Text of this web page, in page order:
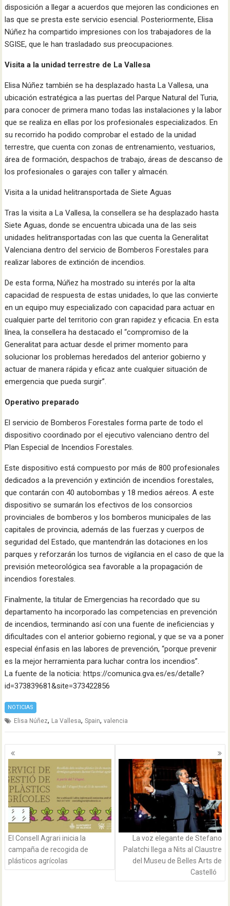
disposición a llegar a acuerdos que mejoren las condiciones en
las que se presta este servicio esencial. Posteriormente, Elisa
Núñez ha compartido impresiones con los trabajadores de la
SGISE, que le han trasladado sus preocupaciones.
Visita a la unidad terrestre de La Vallesa
Elisa Núñez también se ha desplazado hasta La Vallesa, una
ubicación estratégica a las puertas del Parque Natural del Turia,
para conocer de primera mano todas las instalaciones y la labor
que se realiza en ellas por los profesionales especializados. En
su recorrido ha podido comprobar el estado de la unidad
terrestre, que cuenta con zonas de entrenamiento, vestuarios,
área de formación, despachos de trabajo, áreas de descanso de
los profesionales o garajes con taller y almacén.
Visita a la unidad helitransportada de Siete Aguas
Tras la visita a La Vallesa, la consellera se ha desplazado hasta
Siete Aguas, donde se encuentra ubicada una de las seis
unidades helitransportadas con las que cuenta la Generalitat
Valenciana dentro del servicio de Bomberos Forestales para
realizar labores de extinción de incendios.
De esta forma, Núñez ha mostrado su interés por la alta
capacidad de respuesta de estas unidades, lo que las convierte
en un equipo muy especializado con capacidad para actuar en
cualquier parte del territorio con gran rapidez y eficacia. En esta
línea, la consellera ha destacado el “compromiso de la
Generalitat para actuar desde el primer momento para
solucionar los problemas heredados del anterior gobierno y
actuar de manera rápida y eficaz ante cualquier situación de
emergencia que pueda surgir”.
Operativo preparado
El servicio de Bomberos Forestales forma parte de todo el
dispositivo coordinado por el ejecutivo valenciano dentro del
Plan Especial de Incendios Forestales.
Este dispositivo está compuesto por más de 800 profesionales
dedicados a la prevención y extinción de incendios forestales,
que contarán con 40 autobombas y 18 medios aéreos. A este
dispositivo se sumarán los efectivos de los consorcios
provinciales de bomberos y los bomberos municipales de las
capitales de provincia, además de las fuerzas y cuerpos de
seguridad del Estado, que mantendrán las dotaciones en los
parques y reforzarán los turnos de vigilancia en el caso de que la
previsión meteorológica sea favorable a la propagación de
incendios forestales.
Finalmente, la titular de Emergencias ha recordado que su
departamento ha incorporado las competencias en prevención
de incendios, terminando así con una fuente de ineficiencias y
dificultades con el anterior gobierno regional, y que se va a poner
especial énfasis en las labores de prevención, “porque prevenir
es la mejor herramienta para luchar contra los incendios”.
La fuente de la noticia: https://comunica.gva.es/es/detalle?
id=373839681&site=373422856
NOTICIAS
Elisa Núñez, La Vallesa,Spain,valencia
Navegación
de
entradas
El Consell Agrari inicia la
campaña de recogida de
plásticos agrícolas
La voz elegante de Stefano
Palatchi llega a Nits al Claustre
del Museu de Belles Arts de
Castelló